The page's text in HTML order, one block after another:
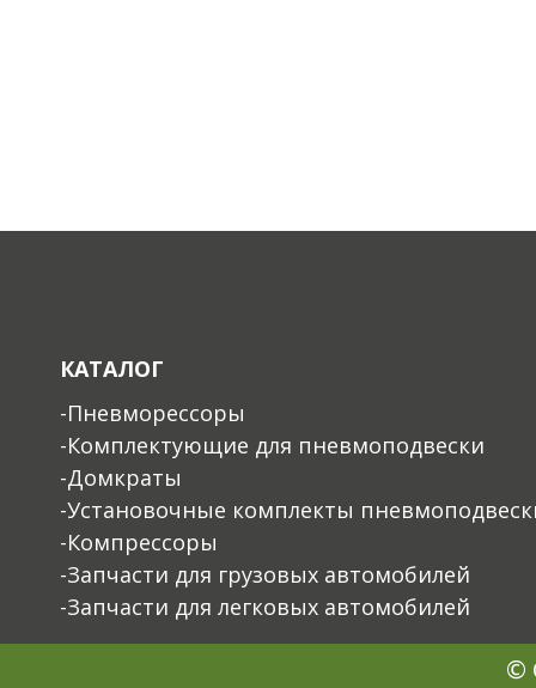
КАТАЛОГ
-Пневморессоры
-Комплектующие для пневмоподвески
-Домкраты
-Установочные комплекты
-Компрессоры
-Запчасти для грузовых автомобилей
-Запчасти для легковых автомобилей
©